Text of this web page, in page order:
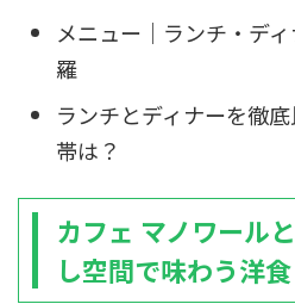
メニュー｜ランチ・デ
羅
ランチとディナーを徹
帯は？
カフェ マノワール
し空間で味わう洋